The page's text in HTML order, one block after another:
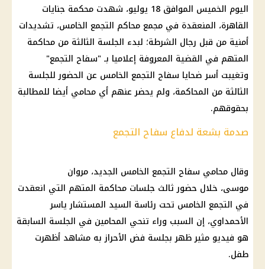
اليوم الخميس الموافق 18 يوليو، شهدت
محكمة جنايات
القاهرة، المنعقدة في مجمع محاكم التجمع الخامس، تشديدات
أمنية من قبل رجال الشرطة؛ لبدء الجلسة الثالثة من محاكمة
المتهم في القضية المعروفة إعلاميا بـ "سفاح التجمع"
وتغيبت أسر ضحايا سفاح التجمع الخامس عن الحضور للجلسة
الثالثة من المحاكمة، ولم يحضر عنهم أي محامي أيضا للمطالبة
بحقوقهم.
صدمة بشعة لدفاع سفاح التجمع
وقال محامي سفاح التجمع الخامس الجديد، مروان
موسى، خلال حضور ثالث جلسات محاكمة المتهم التي انعقدت
في التجمع الخامس تحت رئاسة السيد المستشار ياسر
الأحمداوي، إن السبب وراء تنحي المحامين في الجلسة السابقة
هو فيديو مثير ظهر بجلسة فض الأحراز به مشاهد أظهرت
طفل.